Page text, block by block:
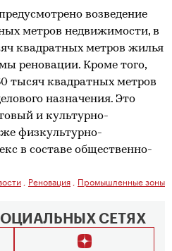
возведение
метров недвижимости, в
квадратных метров жилья
реновации. Кроме того,
тысяч квадратных метров
назначения. Это
и культурно-
физкультурно-
в составе общественно-
Реновация Промышленные зоны
СЕТЯХ